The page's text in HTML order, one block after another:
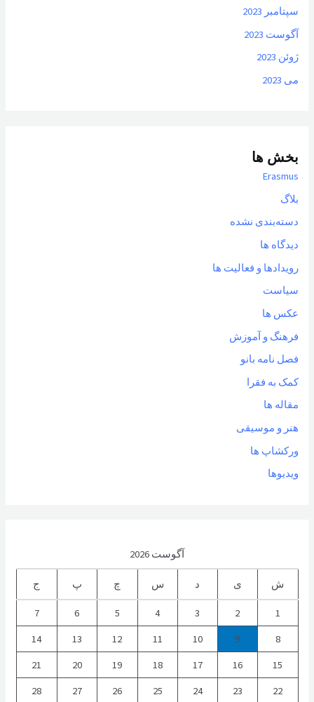
سپتامبر 2023
آگوست 2023
ژوئن 2023
می 2023
بخش ها
Erasmus
بلاگ
دسته‌بندی نشده
دیدگاه ها
رویدادها و فعالیت ها
سیاست
عکس ها
فرهنگ و آموزش
فصل نامه بانو
کمک به فقرا
مقاله ها
هنر و موسیقی
ورکشاپ ها
ویدیوها
آگوست 2026
ش ی د س چ پ ج
1
2
3
4
5
6
7
8
9
10
11
12
13
14
15
16
17
18
19
20
21
22
23
24
25
26
27
28